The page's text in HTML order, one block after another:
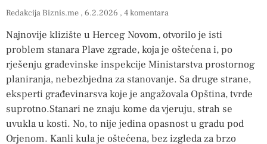
Redakcija Biznis.me 6.2.2026 4 komentara
Najnovije klizište u Herceg Novom, otvorilo je isti
problem stanara Plave zgrade, koja je oštećena i, po
rješenju građevinske inspekcije Ministarstva prostornog
planiranja, nebezbjedna za stanovanje. Sa druge strane,
eksperti građevinarsva koje je angažovala Opština, tvrde
suprotno.Stanari ne znaju kome da vjeruju, strah se
uvukla u kosti. No, to nije jedina opasnost u gradu pod
Orjenom. Kanli kula je oštećena, bez izgleda za brzo